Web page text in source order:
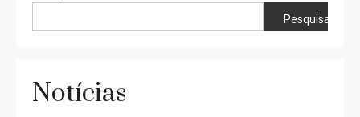
Pesquisar
Notícias